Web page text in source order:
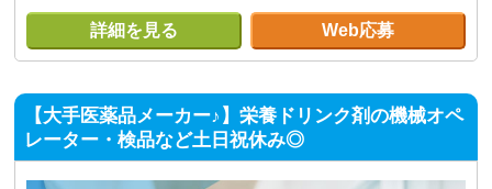
詳細を見る Web応募
【大手医薬品メーカー♪】栄養ドリンク剤の機械オペ
レーター・検品など土日祝休み◎